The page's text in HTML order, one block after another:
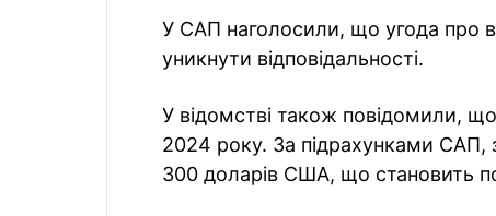
У САП наголосили, що угода про
уникнути відповідальності.
У відомстві також повідомили,
2024 року. За підрахунками САП,
300 доларів США, що становить